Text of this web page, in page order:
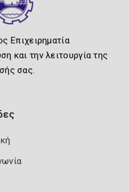
Επιχειρηματία
και την λειτουργία της
σας.